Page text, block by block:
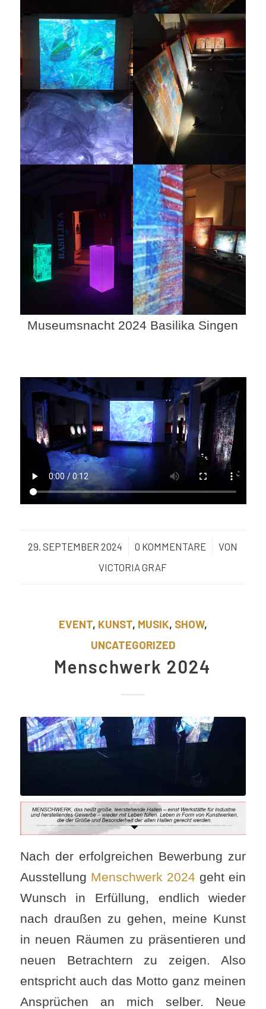
Museumsnacht 2024 Basilika Singen
29. SEPTEMBER 2024
/ 0 KOMMENTARE
/
VON
VICTORIA GRAF
EVENT, KUNST, MUSIK, SHOW,
UNCATEGORIZED
Menschwerk 2024
Nach der erfolgreichen Bewerbung zur
Ausstellung Menschwerk 2024 geht ein
Wunsch in Erfüllung, endlich wieder
nach draußen zu gehen, meine Kunst
in neuen Räumen zu präsentieren und
neuen Betrachtern zu zeigen. Also
entspricht auch das Motto ganz meinen
Ansprüchen an mich selber. Neue